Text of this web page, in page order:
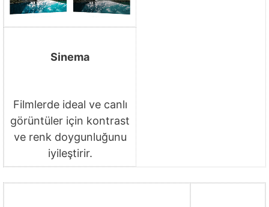
Sinema
Filmlerde ideal ve canlı
görüntüler için kontrast
ve renk doygunluğunu
iyileştirir.